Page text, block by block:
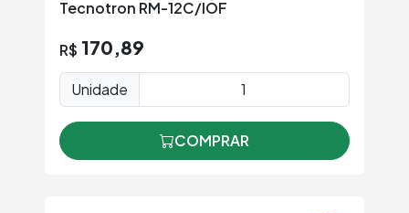
Tecnotron RM-12C/IOF
R$ 170,89
Unidade
COMPRAR